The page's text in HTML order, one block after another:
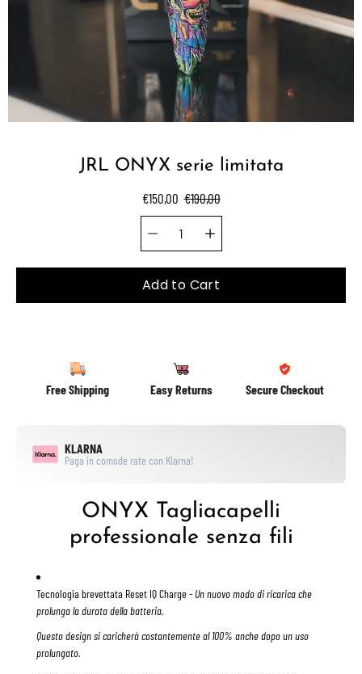
JRL ONYX serie limitata
€150,00 €190,00
Select
Quantity selector
Add to Cart
Free Shipping Easy Returns Secure Checkout
KLARNA
Paga in comode rate con Klarna!
ONYX Tagliacapelli
professionale senza fili
Tecnologia brevettata Reset IQ Charge - Un nuovo modo di ricarica che
prolunga la durata della batteria.
Questo design si caricherà costantemente al 100% anche dopo un uso
prolungato.